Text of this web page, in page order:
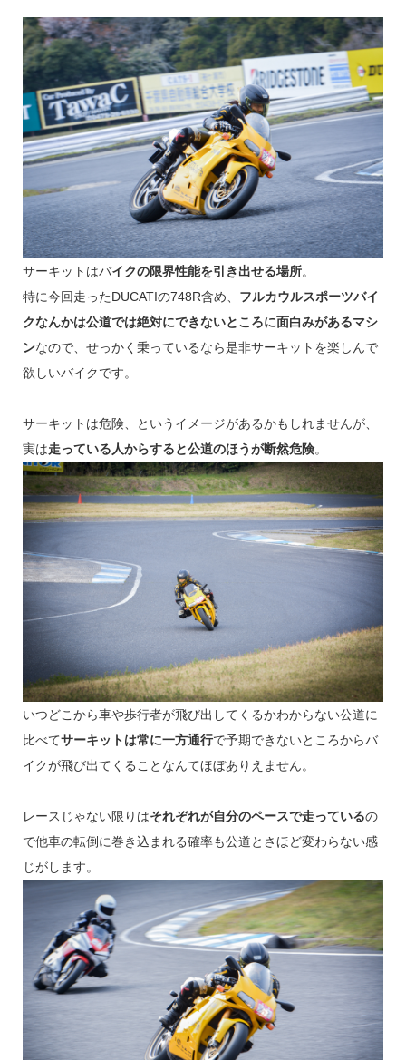
サーキットはバイクの限界性能を引き出せる場所。
特に今回走ったDUCATIの748R含め、 フルカウルスポーツバイ
クなんかは公道では絶対にできないところに面白みがあるマシ
ンなので、せっかく乗っているなら是非サーキットを楽しんで
欲しいバイクです。
サーキットは危険、というイメージがあるかもしれませんが、
実は走っている人からすると公道のほうが断然危険。
いつどこから車や歩行者が飛び出してくるかわからない公道に
比べてサーキットは常に一方通行で予期できないところからバ
イクが飛び出てくることなんてほぼありえません。
レースじゃない限りはそれぞれが自分のペースで走っているの
で他車の転倒に巻き込まれる確率も公道とさほど変わらない感
じがします。